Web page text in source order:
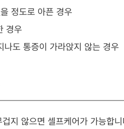
정도로 아픈 경우
경우
도 통증이 가라앉지 않는 경우
지 않으면 셀프케어가 가능합